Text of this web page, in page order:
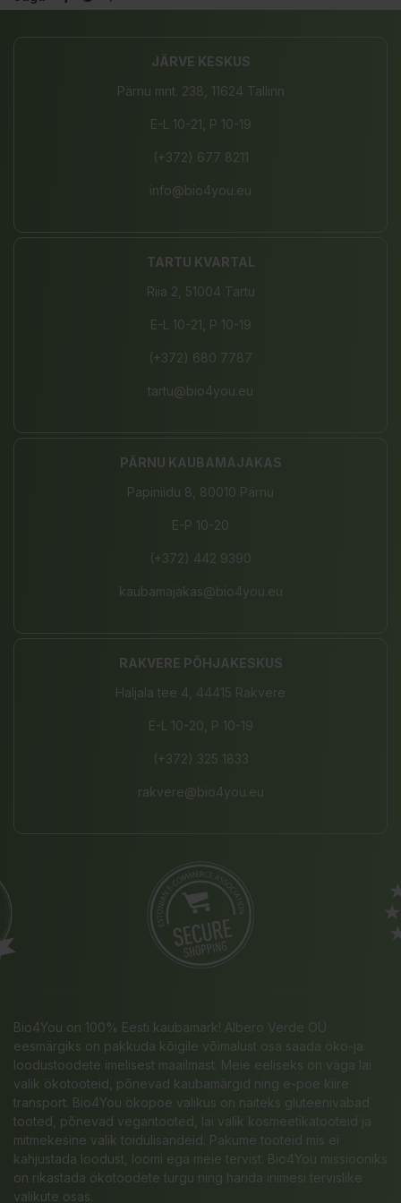
JÄRVE KESKUS
Pärnu mnt. 238, 11624 Tallinn
E-L 10-21, P 10-19
(+372) 677 8211
info@bio4you.eu
TARTU KVARTAL
Riia 2, 51004 Tartu
E-L 10-21, P 10-19
(+372) 680 7787
tartu@bio4you.eu
PÄRNU KAUBAMAJAKAS
Papiniidu 8, 80010 Pärnu
E-P 10-20
(+372) 442 9390
kaubamajakas@bio4you.eu
RAKVERE PÕHJAKESKUS
Haljala tee 4, 44415 Rakvere
E-L 10-20, P 10-19
(+372) 325 1833
rakvere@bio4you.eu
Bio4You on 100% Eesti kaubamärk! Albero Verde OÜ
eesmärgiks on pakkuda kõigile võimalust osa saada öko-ja
loodustoodete imelisest maailmast. Meie eeliseks on väga lai
valik ökotooteid, põnevad kaubamärgid ning e-poe kiire
transport. Bio4You ökopoe valikus on näiteks gluteenivabad
tooted, põnevad vegantooted, lai valik kosmeetikatooteid ja
mitmekesine valik toidulisandeid. Pakume tooteid mis ei
kahjustada loodust, loomi ega meie tervist. Bio4You missiooniks
on rikastada ökotoodete turgu ning harida inimesi tervislike
valikute osas.